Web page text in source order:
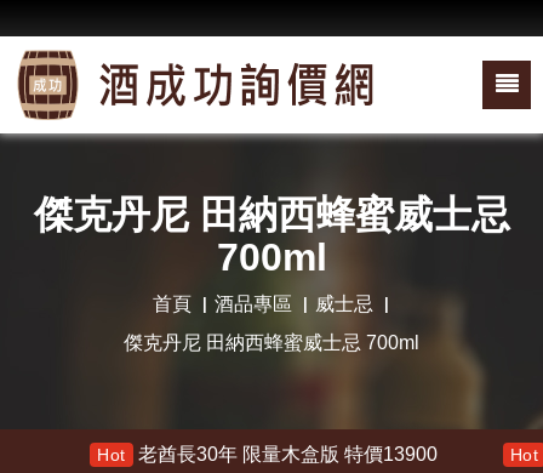
傑克丹尼 田納西蜂蜜威士忌
700ml
首頁 酒品專區
威士忌
傑克丹尼 田納西蜂蜜威士忌 700ml
老酋長30年 限量木盒版 特價13900 響